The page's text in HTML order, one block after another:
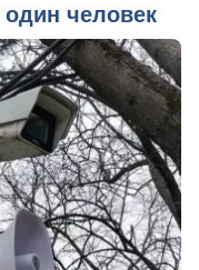
человек